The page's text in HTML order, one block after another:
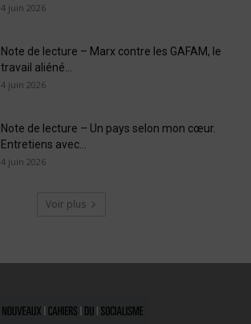
4 juin 2026
Note de lecture – Marx contre les GAFAM, le
travail aliéné...
4 juin 2026
Note de lecture – Un pays selon mon cœur.
Entretiens avec...
4 juin 2026
Voir plus